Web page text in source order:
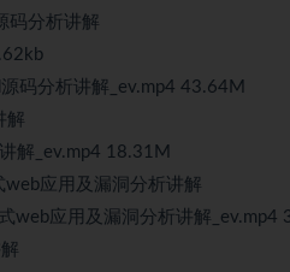
码分析讲解
码分析讲解_ev.mp4 43.64M
解
解_ev.mp4 18.31M
应用及漏洞分析讲解
web应用及漏洞分析讲解_ev.mp4